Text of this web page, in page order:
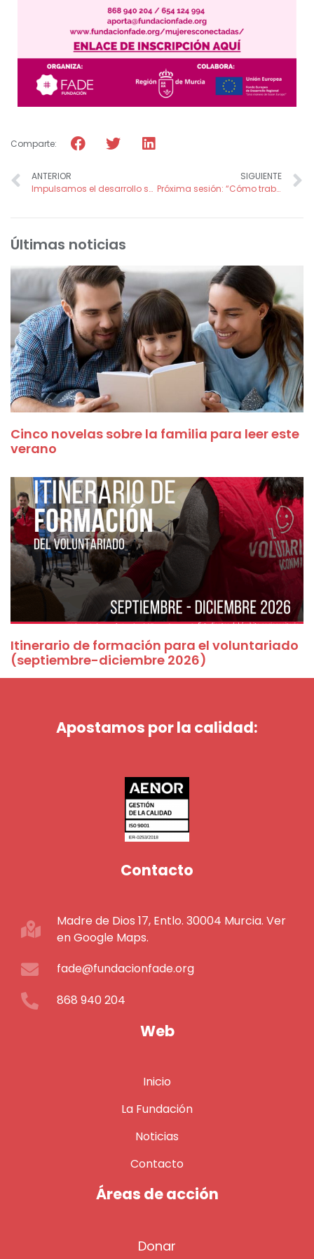
Comparte:
ANTERIOR
Impulsamos el desarrollo socioeducativo de más de 80 jóvenes universitarias en Abiyán, Costa de Marfil con la ayuda de la Diputación de Albacete.
SIGUIENTE
Próxima sesión: “Cómo trabajar las emociones con menores”
Últimas noticias
Cinco novelas sobre la familia para leer este
verano
Itinerario de formación para el voluntariado
(septiembre-diciembre 2026)
Apostamos por la calidad:
Contacto
Madre de Dios 17, Entlo. 30004 Murcia. Ver
en Google Maps.
fade@fundacionfade.org
868 940 204
Web
Inicio
La Fundación
Noticias
Contacto
Áreas de acción
Donar